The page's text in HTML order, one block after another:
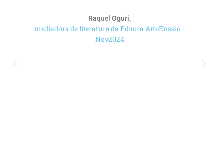
Raquel Oguri,
mediadora de literatura da Editora ArteEnsaio -
Nov2024